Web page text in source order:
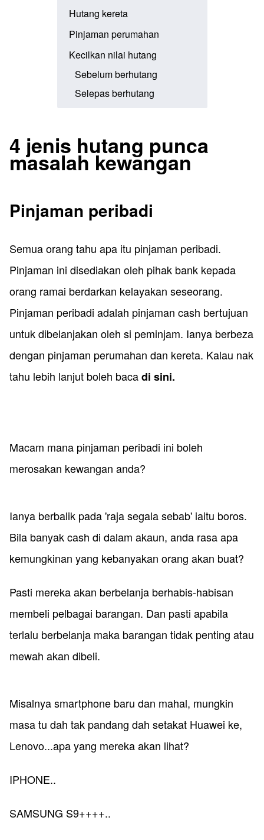
​Hutang kereta
​Pinjaman perumahan
​Kecilkan nilai hutang
​Sebelum berhutang
​Selepas berhutang
4 jenis hutang punca
masalah kewangan
​Pinjaman peribadi
Semua orang tahu apa itu pinjaman peribadi.
Pinjaman ini disediakan oleh pihak bank kepada
orang ramai berdarkan kelayakan seseorang.
Pinjaman peribadi adalah pinjaman cash bertujuan
untuk dibelanjakan oleh si peminjam. Ianya berbeza
dengan pinjaman perumahan dan kereta. Kalau nak
tahu lebih lanjut boleh bacadi sini.
Macam mana pinjaman peribadi ini boleh
merosakan kewangan anda?
Ianya berbalik pada 'raja segala sebab' iaitu boros.
Bila banyak cash di dalam akaun, anda rasa apa
kemungkinan yang kebanyakan orang akan buat?
Pasti mereka akan berbelanja berhabis-habisan
membeli pelbagai barangan. Dan pasti apabila
terlalu berbelanja maka barangan tidak penting atau
mewah akan dibeli.
Misalnya smartphone baru dan mahal, mungkin
masa tu dah tak pandang dah setakat Huawei ke,
Lenovo...apa yang mereka akan lihat?
IPHONE..
SAMSUNG S9++++..